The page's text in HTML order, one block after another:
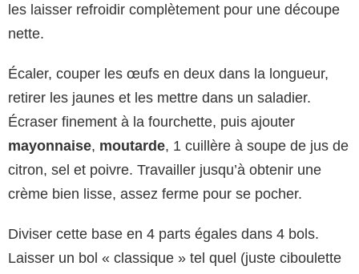
les laisser refroidir complètement pour une découpe
nette.
Écaler, couper les œufs en deux dans la longueur,
retirer les jaunes et les mettre dans un saladier.
Écraser finement à la fourchette, puis ajouter
mayonnaise, moutarde, 1 cuillère à soupe de jus de
citron, sel et poivre. Travailler jusqu’à obtenir une
crème bien lisse, assez ferme pour se pocher.
Diviser cette base en 4 parts égales dans 4 bols.
Laisser un bol « classique » tel quel (juste ciboulette